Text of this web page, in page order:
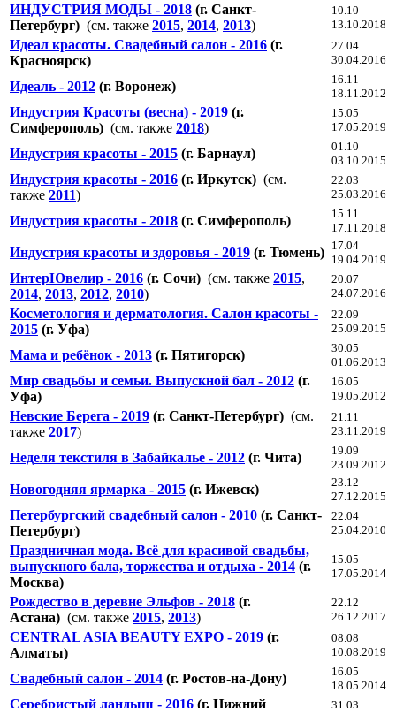
ИНДУСТРИЯ МОДЫ - 2018 (г. Санкт-
Петербург) (см. также 2015, 2014, 2013)
10.10
13.10.2018
Идеал красоты. Свадебный салон - 2016 (г.
Красноярск)
27.04
30.04.2016
Идеаль - 2012 (г. Воронеж)
16.11
18.11.2012
Индустрия Красоты (весна) - 2019 (г.
Симферополь) (см. также 2018)
15.05
17.05.2019
Индустрия красоты - 2015 (г. Барнаул)
01.10
03.10.2015
Индустрия красоты - 2016 (г. Иркутск) (см.
также 2011)
22.03
25.03.2016
Индустрия красоты - 2018 (г. Симферополь)
15.11
17.11.2018
Индустрия красоты и здоровья - 2019 (г. Тюмень) 17.04
19.04.2019
ИнтерЮвелир - 2016 (г. Сочи) (см. также 2015,
2014, 2013, 2012, 2010)
20.07
24.07.2016
Косметология и дерматология. Салон красоты -
2015 (г. Уфа)
22.09
25.09.2015
Мама и ребёнок - 2013 (г. Пятигорск)
30.05
01.06.2013
Мир свадьбы и семьи. Выпускной бал - 2012 (г.
Уфа)
16.05
19.05.2012
Невские Берега - 2019 (г. Санкт-Петербург) (см.
также 2017)
21.11
23.11.2019
Неделя текстиля в Забайкалье - 2012 (г. Чита)
19.09
23.09.2012
Новогодняя ярмарка - 2015 (г. Ижевск)
23.12
27.12.2015
Петербургский свадебный салон - 2010 (г. Санкт-
Петербург)
22.04
25.04.2010
Праздничная мода. Всё для красивой свадьбы,
выпускного бала, торжества и отдыха - 2014 (г.
Москва)
15.05
17.05.2014
Рождество в деревне Эльфов - 2018 (г.
Астана) (см. также 2015, 2013)
22.12
26.12.2017
СENTRAL ASIA BEAUTY EXPO - 2019 (г.
Алматы)
08.08
10.08.2019
Свадебный салон - 2014 (г. Ростов-на-Дону)
16.05
18.05.2014
Серебристый ландыш - 2016 (г. Нижний
31.03